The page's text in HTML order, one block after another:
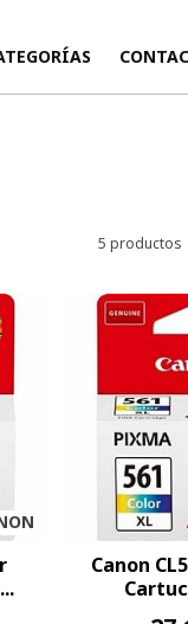
5 productos
Canon